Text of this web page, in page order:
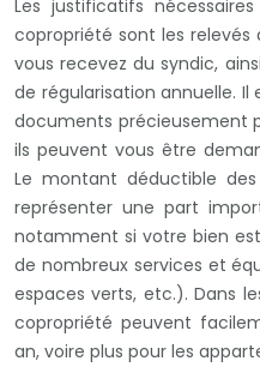
Les justificatifs
copropriété sont les
vous recevez du syndic,
de régularisation annuelle.
documents précieusement
ils peuvent vous être
Le montant déductible
représenter une part
notamment si votre bien
de nombreux services et
espaces verts, etc.). Dans
copropriété peuvent
an, voire plus pour les